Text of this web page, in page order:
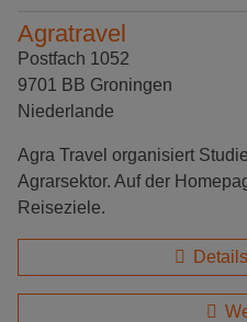
Agratravel
Postfach 1052
9701 BB Groningen
Niederlande
Agra Travel organisiert
Agrarsektor. Auf der
Reiseziele.